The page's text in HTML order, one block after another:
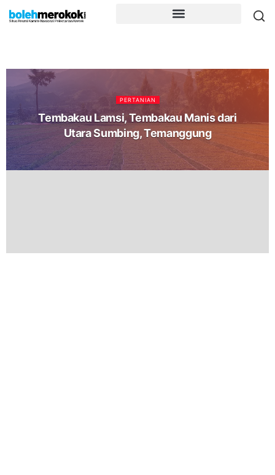
PERTANIAN
Tembakau Lamsi, Tembakau Manis dari
Utara Sumbing, Temanggung